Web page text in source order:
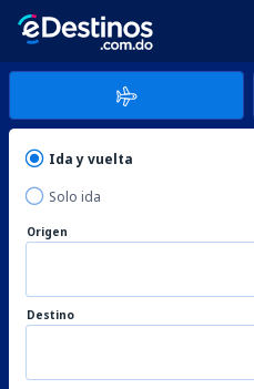
Ida y vuelta
Solo ida
Origen
Destino